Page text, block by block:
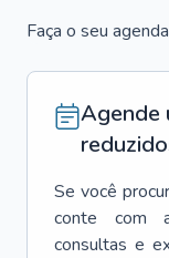
Faça o seu
Agende
Se você
conte com
consultas e